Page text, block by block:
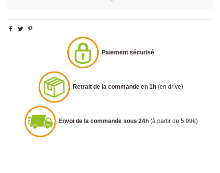
Paiement sécurisé
Retrait de la commande en 1h (en drive)
Envoi de la commande sous 24h (à partir de 5.99€)